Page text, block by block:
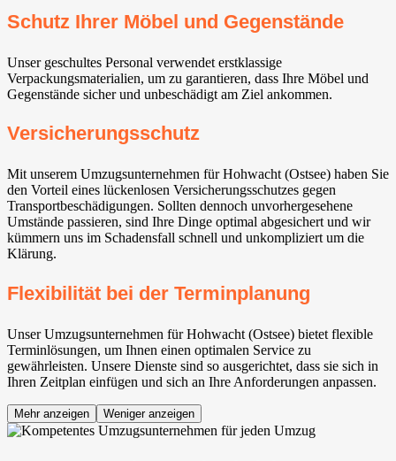
Schutz Ihrer Möbel und Gegenstände
Unser geschultes Personal verwendet erstklassige
Verpackungsmaterialien, um zu garantieren, dass Ihre Möbel und
Gegenstände sicher und unbeschädigt am Ziel ankommen.
Versicherungsschutz
Mit unserem Umzugsunternehmen für Hohwacht (Ostsee) haben Sie
den Vorteil eines lückenlosen Versicherungsschutzes gegen
Transportbeschädigungen. Sollten dennoch unvorhergesehene
Umstände passieren, sind Ihre Dinge optimal abgesichert und wir
kümmern uns im Schadensfall schnell und unkompliziert um die
Klärung.
Flexibilität bei der Terminplanung
Unser Umzugsunternehmen für Hohwacht (Ostsee) bietet flexible
Terminlösungen, um Ihnen einen optimalen Service zu
gewährleisten. Unsere Dienste sind so ausgerichtet, dass sie sich in
Ihren Zeitplan einfügen und sich an Ihre Anforderungen anpassen.
Mehr anzeigen Weniger anzeigen